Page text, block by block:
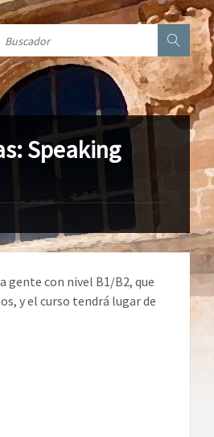
Speaking
gente con nivel B1/B2, que
y el curso tendrá lugar de